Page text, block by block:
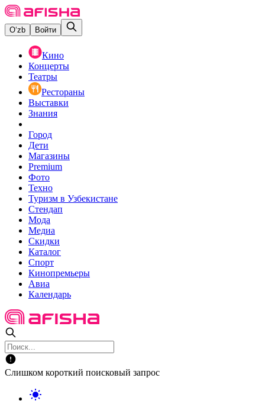
O‘zb Войти
Кино
Концерты
Театры
Рестораны
Выставки
Знания
Город
Дети
Магазины
Premium
Фото
Техно
Туризм в Узбекистане
Стендап
Мода
Медиа
Скидки
Каталог
Спорт
Кинопремьеры
Авиа
Календарь
Слишком короткий поисковый запрос